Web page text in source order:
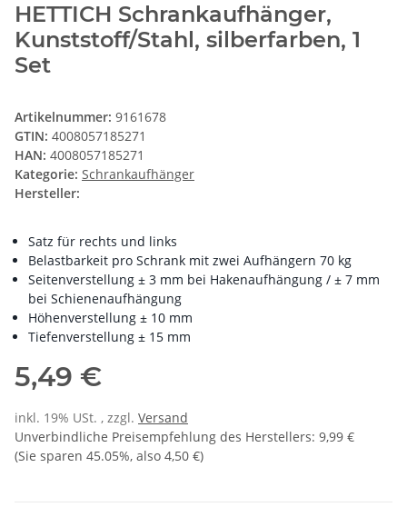
HETTICH Schrankaufhänger,
Kunststoff/Stahl, silberfarben, 1
Set
Artikelnummer: 9161678
GTIN: 4008057185271
HAN: 4008057185271
Kategorie: Schrankaufhänger
Hersteller:
Satz für rechts und links
Belastbarkeit pro Schrank mit zwei Aufhängern 70 kg
Seitenverstellung ± 3 mm bei Hakenaufhängung / ± 7 mm
bei Schienenaufhängung
Höhenverstellung ± 10 mm
Tiefenverstellung ± 15 mm
5,49 €
inkl. 19% USt. , zzgl. Versand
Unverbindliche Preisempfehlung des Herstellers: 9,99 €
(Sie sparen 45.05%, also 4,50 €)